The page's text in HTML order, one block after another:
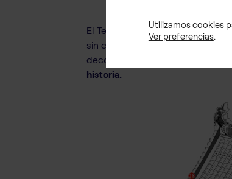
El Templo Chuzu representa
sin clavos, mediante
decorativo, este edificio exige
historia.
Utilizamos cookies
Ver preferencias.